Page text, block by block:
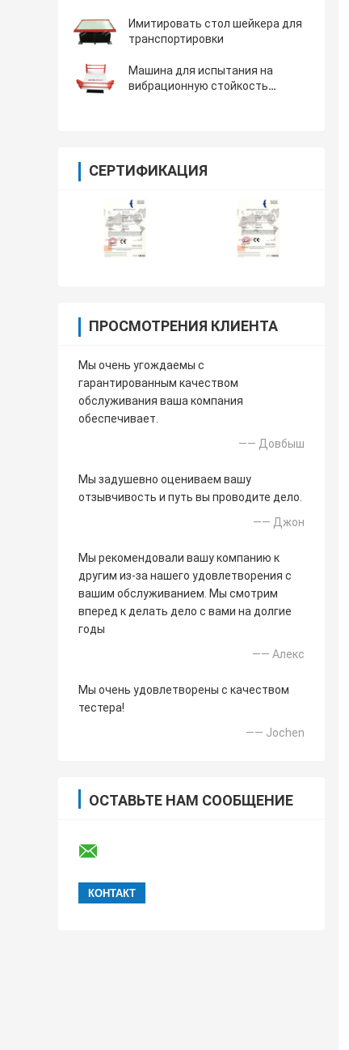
Имитировать стол шейкера для
транспортировки
Машина для испытания на
вибрационную стойкость
СЕРТИФИКАЦИЯ
ПРОСМОТРЕНИЯ КЛИЕНТА
Мы очень угождаемы с
гарантированным качеством
обслуживания ваша компания
обеспечивает.
—— Довбыш
Мы задушевно оцениваем вашу
отзывчивость и путь вы проводите дело.
—— Джон
Мы рекомендовали вашу компанию к
другим из-за нашего удовлетворения с
вашим обслуживанием. Мы смотрим
вперед к делать дело с вами на долгие
годы
—— Алекс
Мы очень удовлетворены с качеством
тестера!
—— Jochen
ОСТАВЬТЕ НАМ СООБЩЕНИЕ